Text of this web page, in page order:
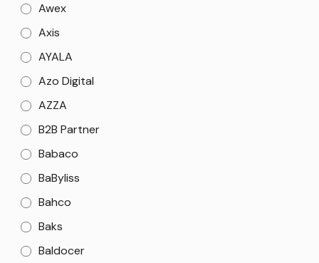
Awex
Axis
AYALA
Azo Digital
AZZA
B2B Partner
Babaco
BaByliss
Bahco
Baks
Baldocer